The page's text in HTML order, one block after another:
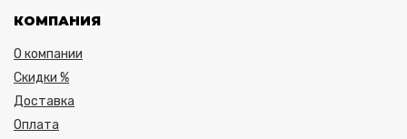
КОМПАНИЯ
О компании
Скидки %
Доставка
Оплата